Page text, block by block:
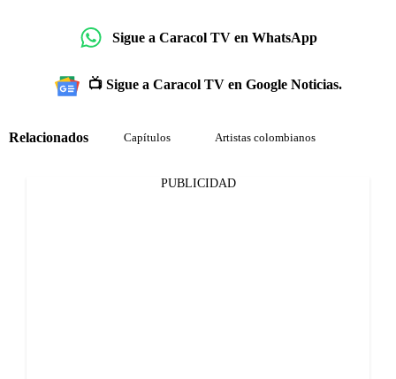
Sigue a Caracol TV en WhatsApp
📺 Sigue a Caracol TV en Google Noticias.
Relacionados Capítulos Artistas colombianos
PUBLICIDAD